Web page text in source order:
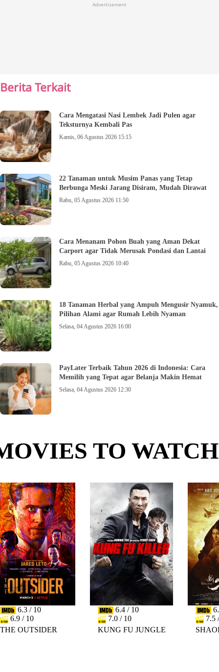
Advertisement
Berita Terkait
Cara Mengatasi Nasi Lembek Jadi Pulen agar
Teksturnya Kembali Pas
Kamis, 06 Agustus 2026 15:15
22 Tanaman untuk Musim Panas yang Tetap
Berbunga Meski Jarang Disiram, Mudah Dirawat
Rabu, 05 Agustus 2026 11:50
Cara Menanam Pohon Buah yang Aman Dekat
Carport agar Tidak Merusak Pondasi dan Lantai
Rabu, 05 Agustus 2026 10:40
18 Tanaman Herbal yang Ampuh Mengusir Nyamuk,
Pilihan Alami agar Rumah Lebih Nyaman
Selasa, 04 Agustus 2026 16:00
PayLater Terbaik Tahun 2026 di Indonesia: Cara
Memilih yang Tepat agar Belanja Makin Hemat
Selasa, 04 Agustus 2026 12:30
TO WATCH
6.3 / 10
6.9 / 10
THE OUTSIDER
6.4 / 10
7.0 / 10
KUNG FU JUNGLE
7.5